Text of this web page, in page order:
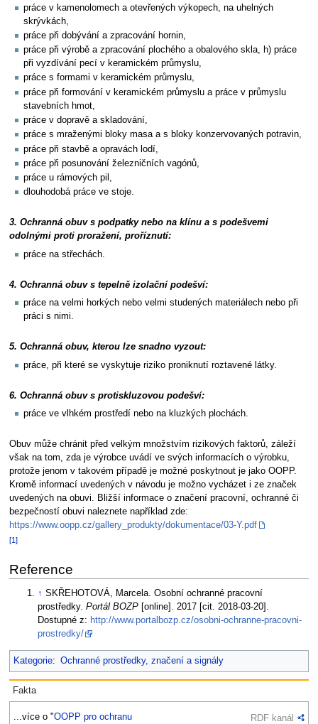
práce v kamenolomech a otevřených výkopech, na uhelných
skrývkách,
práce při dobývání a zpracování hornin,
práce při výrobě a zpracování plochého a obalového skla, h) práce
při vyzdívání pecí v keramickém průmyslu,
práce s formami v keramickém průmyslu,
práce při formování v keramickém průmyslu a práce v průmyslu
stavebních hmot,
práce v dopravě a skladování,
práce s mraženými bloky masa a s bloky konzervovaných potravin,
práce při stavbě a opravách lodí,
práce při posunování železničních vagónů,
práce u rámových pil,
dlouhodobá práce ve stoje.
3. Ochranná obuv s podpatky nebo na klínu a s podešvemi
odolnými proti proražení, proříznutí:
práce na střechách.
4. Ochranná obuv s tepelně izolační podešví:
práce na velmi horkých nebo velmi studených materiálech nebo při
práci s nimi.
5. Ochranná obuv, kterou lze snadno vyzout:
práce, při které se vyskytuje riziko proniknutí roztavené látky.
6. Ochranná obuv s protiskluzovou podešví:
práce ve vlhkém prostředí nebo na kluzkých plochách.
Obuv může chránit před velkým množstvím rizikových faktorů, záleží
však na tom, zda je výrobce uvádí ve svých informacích o výrobku,
protože jenom v takovém případě je možné poskytnout je jako OOPP.
Kromě informací uvedených v návodu je možno vycházet i ze značek
uvedených na obuvi. Bližší informace o značení pracovní, ochranné či
bezpečností obuvi naleznete například zde:
https://www.oopp.cz/gallery_produkty/dokumentace/03-Y.pdf
[1]
Reference
↑ SKŘEHOTOVÁ, Marcela. Osobní ochranné pracovní
prostředky.Portál BOZP [online]. 2017 [cit. 2018-03-20].
Dostupné z: http://www.portalbozp.cz/osobni-ochranne-pracovni-
prostredky/
Kategorie: Ochranné prostředky, značení a signály
Fakta
...více o "OOPP pro ochranu RDF kanál